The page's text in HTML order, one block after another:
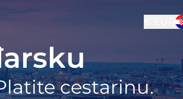
cestarinu.